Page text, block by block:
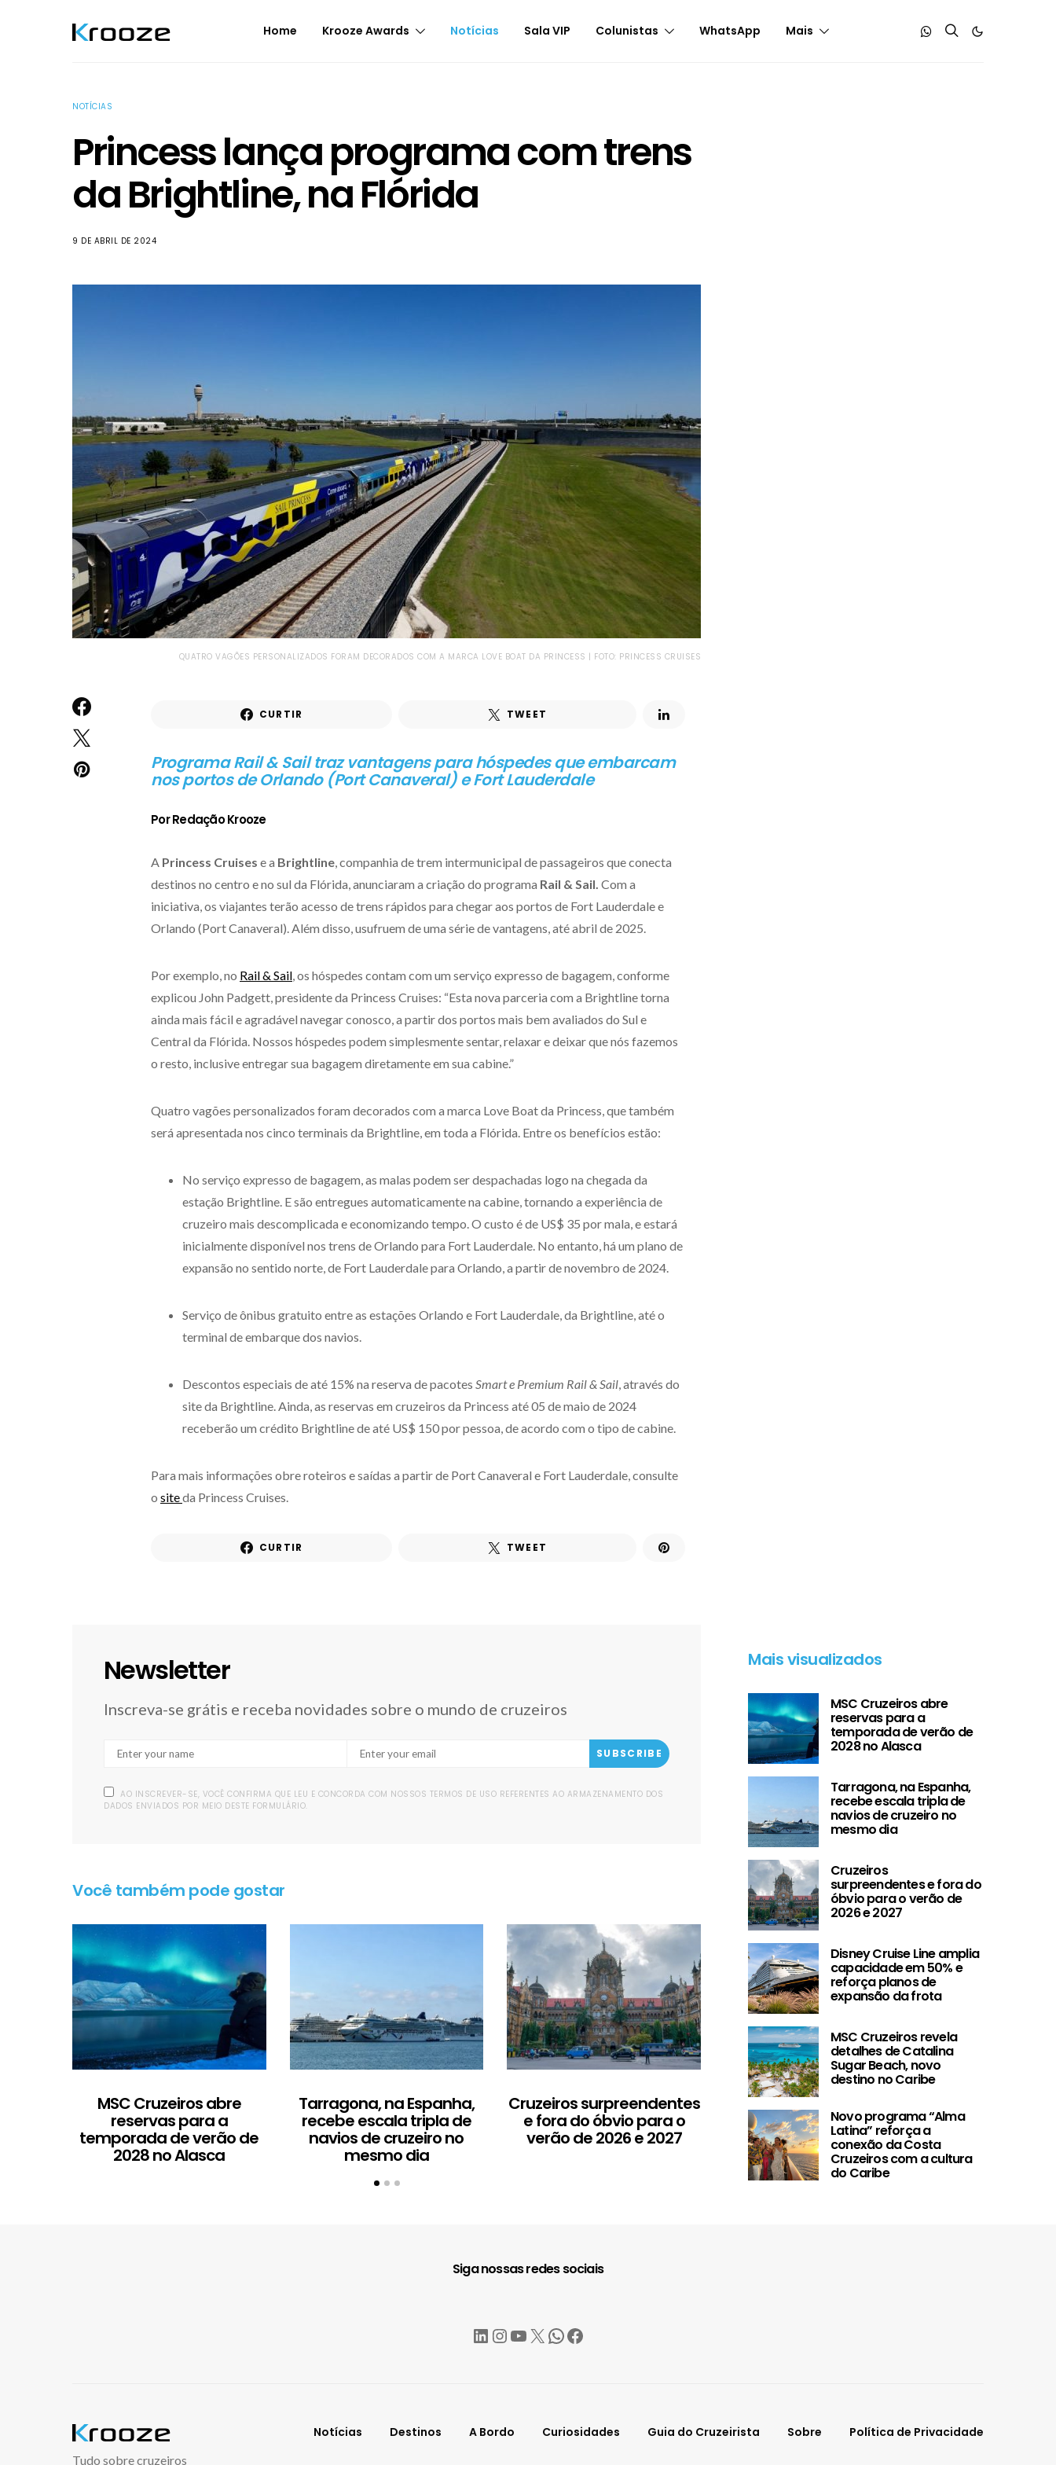
Home Krooze Awards Notícias Sala VIP Colunistas WhatsApp Mais
NOTÍCIAS
Princess lança programa com trens
da Brightline, na Flórida
9 DE ABRIL DE 2024
QUATRO VAGÕES PERSONALIZADOS FORAM DECORADOS COM A MARCA LOVE BOAT DA PRINCESS | FOTO: PRINCESS CRUISES
CURTIR TWEET
Programa Rail & Sail traz vantagens para hóspedes que embarcam
nos portos de Orlando (Port Canaveral) e Fort Lauderdale
Por Redação Krooze
A Princess Cruises e a Brightline, companhia de trem intermunicipal de passageiros que conecta
destinos no centro e no sul da Flórida, anunciaram a criação do programa Rail & Sail. Com a
iniciativa, os viajantes terão acesso de trens rápidos para chegar aos portos de Fort Lauderdale e
Orlando (Port Canaveral). Além disso, usufruem de uma série de vantagens, até abril de 2025.
Por exemplo, no Rail & Sail, os hóspedes contam com um serviço expresso de bagagem, conforme
explicou John Padgett, presidente da Princess Cruises: “Esta nova parceria com a Brightline torna
ainda mais fácil e agradável navegar conosco, a partir dos portos mais bem avaliados do Sul e
Central da Flórida. Nossos hóspedes podem simplesmente sentar, relaxar e deixar que nós fazemos
o resto, inclusive entregar sua bagagem diretamente em sua cabine.”
Quatro vagões personalizados foram decorados com a marca Love Boat da Princess, que também
será apresentada nos cinco terminais da Brightline, em toda a Flórida. Entre os benefícios estão:
No serviço expresso de bagagem, as malas podem ser despachadas logo na chegada da
estação Brightline. E são entregues automaticamente na cabine, tornando a experiência de
cruzeiro mais descomplicada e economizando tempo. O custo é de US$ 35 por mala, e estará
inicialmente disponível nos trens de Orlando para Fort Lauderdale. No entanto, há um plano de
expansão no sentido norte, de Fort Lauderdale para Orlando, a partir de novembro de 2024.
Serviço de ônibus gratuito entre as estações Orlando e Fort Lauderdale, da Brightline, até o
terminal de embarque dos navios.
Descontos especiais de até 15% na reserva de pacotes Smart e Premium Rail & Sail, através do
site da Brightline. Ainda, as reservas em cruzeiros da Princess até 05 de maio de 2024
receberão um crédito Brightline de até US$ 150 por pessoa, de acordo com o tipo de cabine.
Para mais informações obre roteiros e saídas a partir de Port Canaveral e Fort Lauderdale, consulte
o siteda Princess Cruises.
CURTIR TWEET
Newsletter
Inscreva-se grátis e receba novidades sobre o mundo de cruzeiros
SUBSCRIBE
AO INSCREVER-SE, VOCÊ CONFIRMA QUE LEU E CONCORDA COM NOSSOS TERMOS DE USO REFERENTES AO ARMAZENAMENTO DOS
DADOS ENVIADOS POR MEIO DESTE FORMULÁRIO.
Você também pode gostar
MSC Cruzeiros abre
reservas para a
temporada de verão de
2028 no Alasca
Tarragona, na Espanha,
recebe escala tripla de
navios de cruzeiro no
mesmo dia
Cruzeiros surpreendentes
e fora do óbvio para o
verão de 2026 e 2027
Disney Cruise Line amplia
capacidade em 50% e
reforça planos de
expansão da frota
detalhes de
Mais visualizados
MSC Cruzeiros abre
reservas para a
temporada de verão de
2028 no Alasca
Tarragona, na Espanha,
recebe escala tripla de
navios de cruzeiro no
mesmo dia
Cruzeiros
surpreendentes e fora do
óbvio para o verão de
2026 e 2027
Disney Cruise Line amplia
capacidade em 50% e
reforça planos de
expansão da frota
MSC Cruzeiros revela
detalhes de Catalina
Sugar Beach, novo
destino no Caribe
Novo programa “Alma
Latina” reforça a
conexão da Costa
Cruzeiros com a cultura
do Caribe
Siga nossas redes sociais
LinkedIn
Instagram
YouTube
X WhatsApp
Facebook
Notícias Destinos A Bordo Curiosidades Guia do Cruzeirista Sobre Política de Privacidade
Tudo sobre cruzeiros